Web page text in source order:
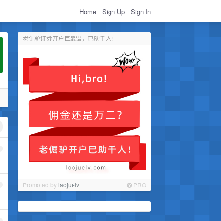
Home Sign Up Sign In
老倔驴证券开户巨靠谱，已助千人!
Promoted bylaojuelv PRO